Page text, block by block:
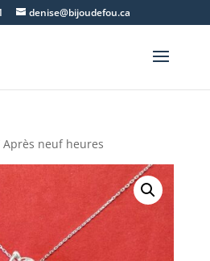
denise@bijoudefou.ca
Après neuf heures